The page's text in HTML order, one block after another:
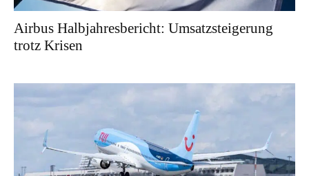
Airbus Halbjahresbericht: Umsatzsteigerung
trotz Krisen